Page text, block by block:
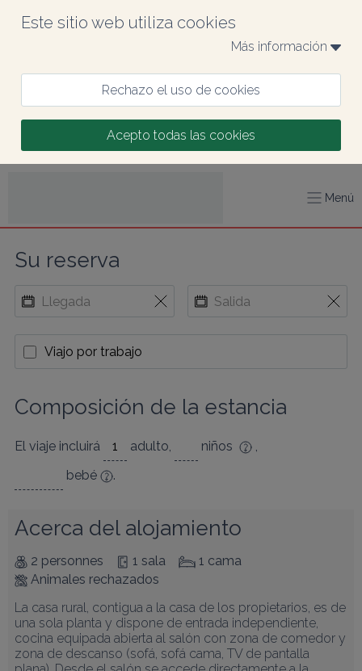
Este sitio web utiliza cookies
Más información
Rechazo el uso de cookies
Acepto todas las cookies
Menú
Su reserva
Viajo por trabajo
Composición de la estancia
El viaje incluirá adulto, niños
,
bebé
.
Acerca del alojamiento
2 personnes 1 sala
1 cama
Animales rechazados
La casa rural, contigua a la casa de los propietarios, es de
una sola planta y dispone de entrada independiente,
cocina equipada abierta al salón con zona de comedor y
zona de descanso (sofá, sofá cama, TV de pantalla